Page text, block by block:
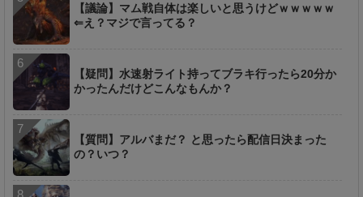
【議論】マム戦自体は楽しいと思うけどｗｗｗｗｗ
⇐え？マジで言ってる？
【疑問】水速射ライト持ってブラキ行ったら20分か
かったんだけどこんなもんか？
【質問】アルバまだ？ と思ったら配信日決まった
の？いつ？